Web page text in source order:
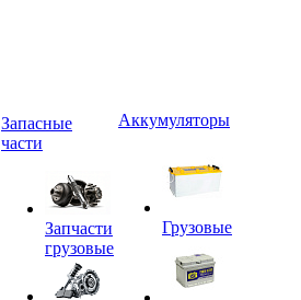
Запасные
части
Запчасти
грузовые
Аккумуляторы
Грузовые